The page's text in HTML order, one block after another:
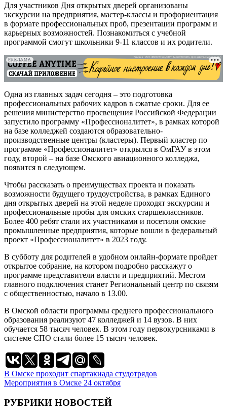
Для участников Дня открытых дверей организованы
экскурсии на предприятия, мастер-классы и профориентация
в формате профессиональных проб, презентации программ и
карьерных возможностей. Познакомиться с учебной
программой смогут школьники 9-11 классов и их родители.
РЕКЛАМА
Одна из главных задач сегодня – это подготовка
профессиональных рабочих кадров в сжатые сроки. Для ее
решения министерство просвещения Российской Федерации
запустило программу «Профессионалитет», в рамках которой
на базе колледжей создаются образовательно-
производственные центры (кластеры). Первый кластер по
программе «Профессионалитет» открылся в ОмГАУ в этом
году, второй – на базе Омского авиационного колледжа,
появится в следующем.
Чтобы рассказать о преимуществах проекта и показать
возможности будущего трудоустройства, в рамках Единого
дня открытых дверей на этой неделе проходят экскурсии и
профессиональные пробы для омских старшеклассников.
Более 400 ребят стали их участниками и посетили омские
промышленные предприятия, которые вошли в федеральный
проект «Профессионалитет» в 2023 году.
В субботу для родителей в удобном онлайн-формате пройдет
открытое собрание, на котором подробно расскажут о
программе представители власти и предприятий. Местом
главного подключения станет Региональный центр по связям
с общественностью, начало в 13.00.
В Омской области программы среднего профессионального
образования реализуют 47 колледжей и 14 вузов. В них
обучается 58 тысяч человек. В этом году первокурсниками в
системе СПО стали более 15 тысяч человек.
Навигация
по
записям
В Омске проходит спартакиада студотрядов
Мероприятия в Омске 24 октября
РУБРИКИ НОВОСТЕЙ